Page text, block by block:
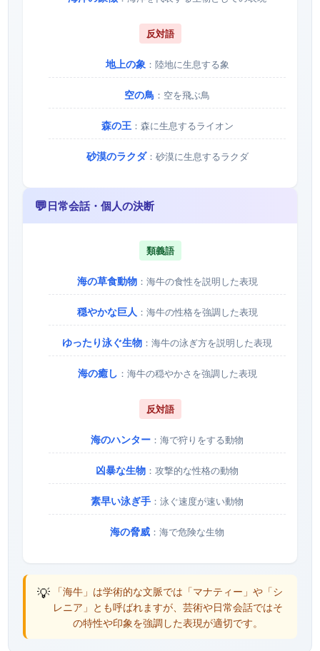
反対語
地上の象：陸地に生息する象
空の鳥 ：空を飛ぶ鳥
森の王：森に生息するライオン
砂漠のラクダ：砂漠に生息するラクダ
💬日常会話・個人の決断
類義語
海の草食動物：海牛の食性を説明した表現
穏やかな巨人 ：海牛の性格を強調した表現
ゆったり泳ぐ生物 ：海牛の泳ぎ方を説明した表現
海の癒し ：海牛の穏やかさを強調した表現
反対語
海のハンター ：海で狩りをする動物
凶暴な生物 ：攻撃的な性格の動物
素早い泳ぎ手 ：泳ぐ速度が速い動物
海の脅威 ：海で危険な生物
💡 「海牛」は学術的な文脈では「マナティー」や「シ
レニア」とも呼ばれますが、芸術や日常会話ではそ
の特性や印象を強調した表現が適切です。